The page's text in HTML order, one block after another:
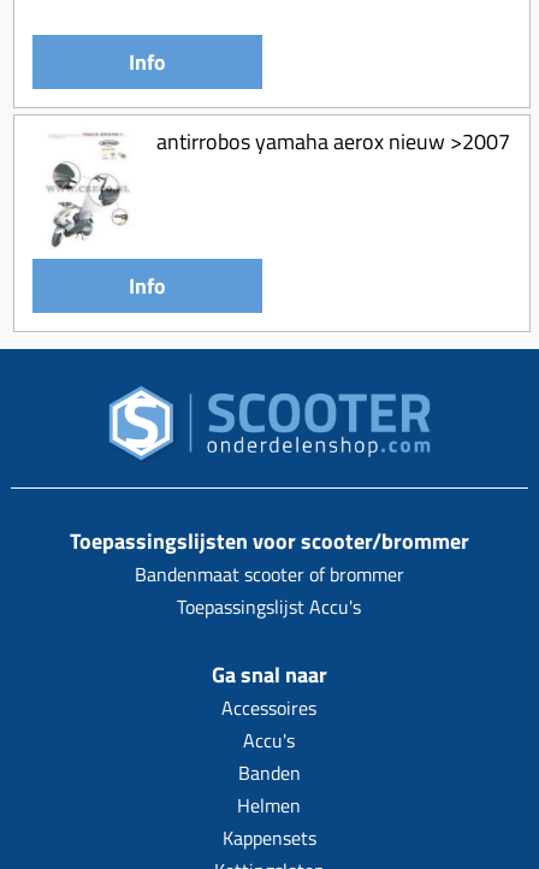
Info
antirrobos yamaha aerox nieuw >2007
Info
Toepassingslijsten voor scooter/brommer
Bandenmaat scooter of brommer
Toepassingslijst Accu's
Ga snal naar
Accessoires
Accu's
Banden
Helmen
Kappensets